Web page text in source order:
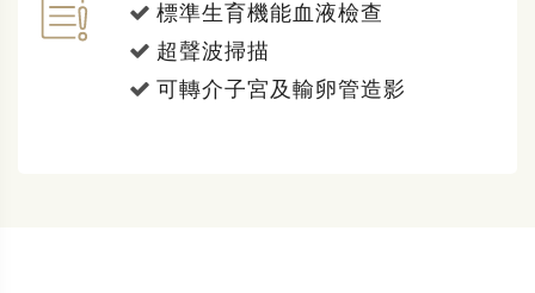
標準生育機能血液檢查
超聲波掃描
可轉介子宮及輸卵管造影